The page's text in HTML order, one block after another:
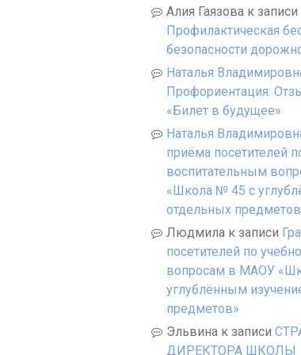
Алия Гаязова к записи
Профилактическая
безопасности
Наталья
Профориентация:
«Билет в будущее»
Наталья
приёма посетителей
воспитательным
«Школа № 45 с
отдельных
Людмила к записи
посетителей по
вопросам в МАОУ
углублённым
предметов»
Эльвина к записи
ДИРЕКТОРА ШКОЛЫ